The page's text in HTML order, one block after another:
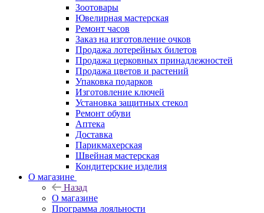
Зоотовары
Ювелирная мастерская
Ремонт часов
Заказ на изготовление очков
Продажа лотерейных билетов
Продажа церковных принадлежностей
Продажа цветов и растений
Упаковка подарков
Изготовление ключей
Установка защитных стекол
Ремонт обуви
Аптека
Доставка
Парикмахерская
Швейная мастерская
Кондитерские изделия
О магазине
Назад
О магазине
Программа лояльности